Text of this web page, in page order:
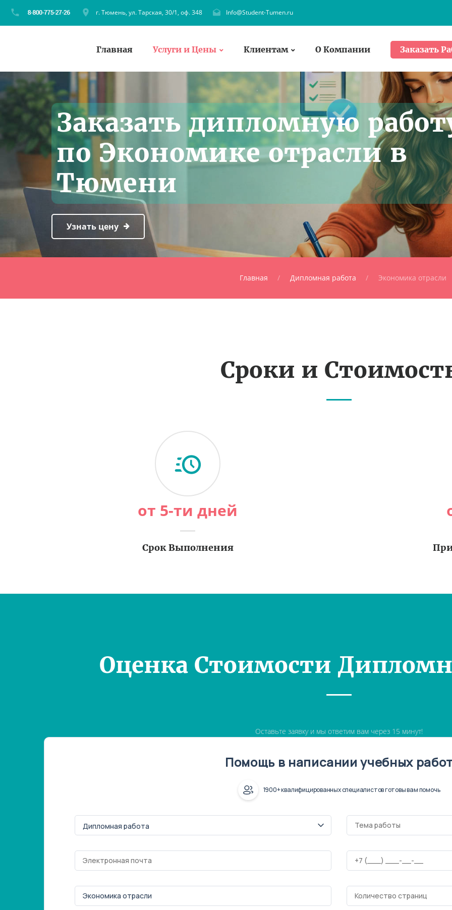
г. Тюмень, ул. Тарская, 30/1, оф. 348 Info@Student-Tumen.ru
Главная Услуги и Цены Клиентам О Компании Заказать
Заказать дипломную
по Экономике отрасли в
Тюмени
Узнать цену
Главная Дипломная работа Экономика отрасли
Сроки и
от 5-ти дней
Срок Выполнения
Оценка Стоимости
Оставьте заявку и мы ответим вам через 15 минут!
Помощь в написании учебных
1900+ квалифицированных специалистов готовы вам помочь